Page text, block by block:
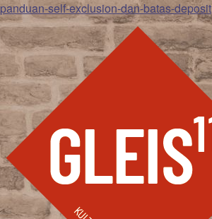
panduan-self-exclusion-dan-batas-deposit